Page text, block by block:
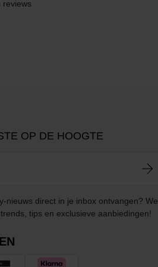
reviews
OP DE HOOGTE
nieuws direct in je inbox ontvangen? We
tips en exclusieve aanbiedingen!